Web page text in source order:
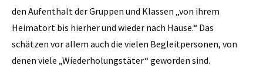
den Aufenthalt der Gruppen und Klassen „von ihrem
Heimatort bis hierher und wieder nach Hause.“ Das
schätzen vor allem auch die vielen Begleitpersonen, von
denen viele „Wiederholungstäter“ geworden sind.